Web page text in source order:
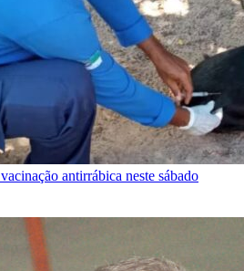
antirrábica neste sábado